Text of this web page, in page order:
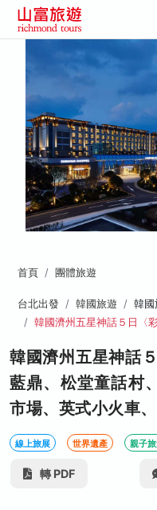
首頁 團體旅遊
台北出發 韓國旅遊 韓國
韓國濟州五星神話５日〈彩
韓國濟州五星神話
藍鼎、松堂童話村
市場、英式小火車
線上旅展 世界遺產 親子
轉 PDF